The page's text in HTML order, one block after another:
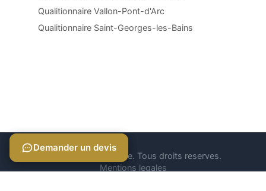
Qualitionnaire Vallon-Pont-d'Arc
Qualitionnaire Saint-Georges-les-Bains
© 2026 Qualitionnaire. Tous droits reserves.
Mentions legales
Demander un devis
Demander un devis